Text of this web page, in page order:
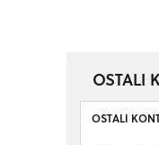
OSTALI
OSTALI